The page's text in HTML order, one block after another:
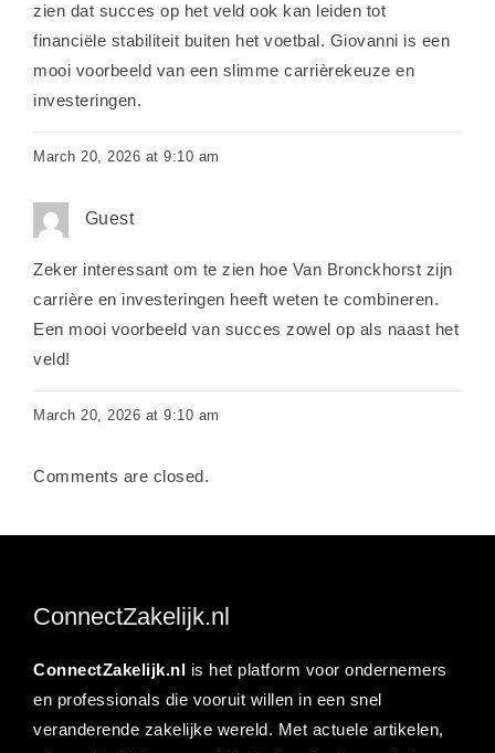
zien dat succes op het veld ook kan leiden tot
financiële stabiliteit buiten het voetbal. Giovanni is een
mooi voorbeeld van een slimme carrièrekeuze en
investeringen.
March 20, 2026 at 9:10 am
Guest
Zeker interessant om te zien hoe Van Bronckhorst zijn
carrière en investeringen heeft weten te combineren.
Een mooi voorbeeld van succes zowel op als naast het
veld!
March 20, 2026 at 9:10 am
Comments are closed.
ConnectZakelijk.nl
ConnectZakelijk.nl is het platform voor ondernemers
en professionals die vooruit willen in een snel
veranderende zakelijke wereld. Met actuele artikelen,